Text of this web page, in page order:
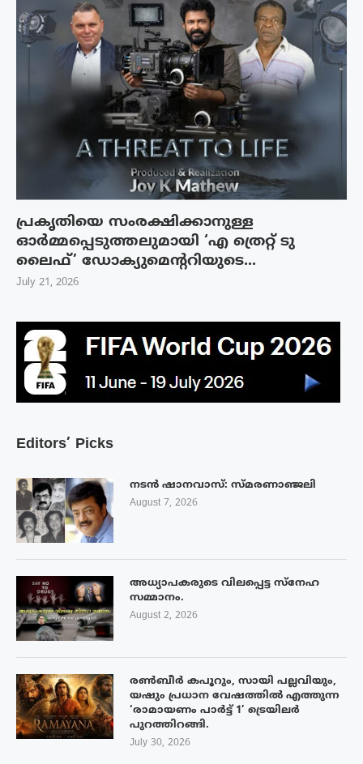
Editors’ Picks
നടൻ ഷാനവാസ്: സ്മരണാഞ്ജലി
August 7, 2026
അധ്യാപകരുടെ വിലപ്പെട്ട സ്നേഹ
സമ്മാനം.
August 2, 2026
രൺബീർ കപൂറും, സായി പല്ലവിയും,
യഷും പ്രധാന വേഷത്തിൽ എത്തുന്ന
‘രാമായണം പാർട്ട് 1’ ട്രെയിലർ
പുറത്തിറങ്ങി.
July 30, 2026
പ്രകൃതിയെ സംരക്ഷിക്കാനുള്ള
ഓർമ്മപ്പെടുത്തലുമായി ‘എ ത്രെറ്റ് ടു
ലൈഫ്’ ഡോക്യുമെന്ററിയുടെ...
July 21, 2026